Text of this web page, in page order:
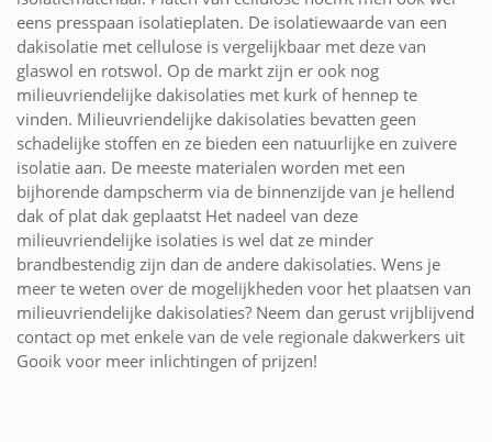
eens presspaan isolatieplaten. De isolatiewaarde van een
dakisolatie met cellulose is vergelijkbaar met deze van
glaswol en rotswol. Op de markt zijn er ook nog
milieuvriendelijke dakisolaties met kurk of hennep te
vinden. Milieuvriendelijke dakisolaties bevatten geen
schadelijke stoffen en ze bieden een natuurlijke en zuivere
isolatie aan. De meeste materialen worden met een
bijhorende dampscherm via de binnenzijde van je hellend
dak of plat dak geplaatst Het nadeel van deze
milieuvriendelijke isolaties is wel dat ze minder
brandbestendig zijn dan de andere dakisolaties. Wens je
meer te weten over de mogelijkheden voor het plaatsen van
milieuvriendelijke dakisolaties? Neem dan gerust vrijblijvend
contact op met enkele van de vele regionale dakwerkers uit
Gooik voor meer inlichtingen of prijzen!